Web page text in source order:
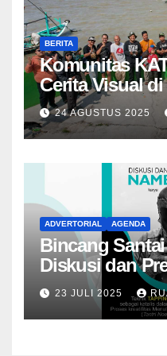
BERITA
Komunitas
Cerita Visual
Nambangan
24 AGUSTUS 2025
ADVERTORIAL AGENDA
Bincang
Diskusi dan
Foto
23 JULI 2025